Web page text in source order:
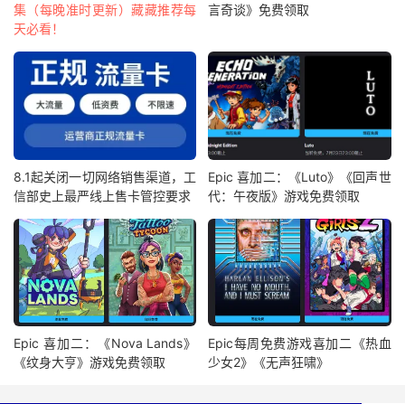
集（每晚准时更新）藏藏推荐每
天必看！
言奇谈》免费领取
8.1起关闭一切网络销售渠道，工
信部史上最严线上售卡管控要求
Epic 喜加二：《Luto》《回声世
代：午夜版》游戏免费领取
Epic 喜加二：《Nova Lands》
《纹身大亨》游戏免费领取
Epic每周免费游戏喜加二《热血
少女2》《无声狂啸》